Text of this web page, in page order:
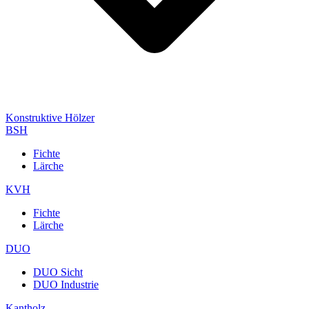
Konstruktive Hölzer
BSH
Fichte
Lärche
KVH
Fichte
Lärche
DUO
DUO Sicht
DUO Industrie